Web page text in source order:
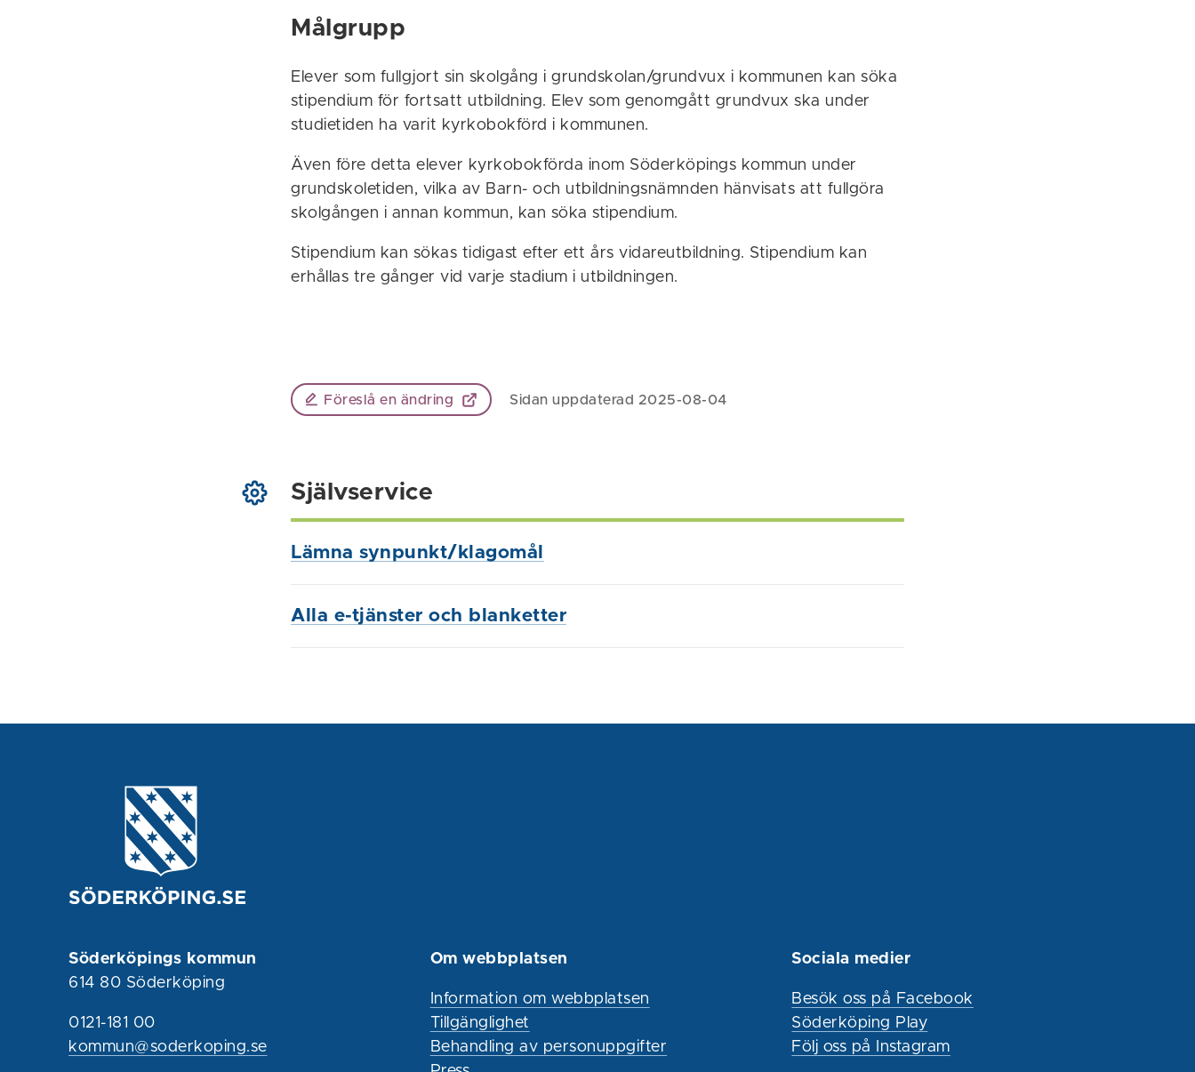
Målgrupp
Elever som fullgjort sin skolgång i grundskolan/grundvux i kommunen kan söka
stipendium för fortsatt utbildning. Elev som genomgått grundvux ska under
studietiden ha varit kyrkobokförd i kommunen.
Även före detta elever kyrkobokförda inom Söderköpings kommun under
grundskoletiden, vilka av Barn- och utbildningsnämnden hänvisats att fullgöra
skolgången i annan kommun, kan söka stipendium.
Stipendium kan sökas tidigast efter ett års vidareutbildning. Stipendium kan
erhållas tre gånger vid varje stadium i utbildningen.
Föreslå en ändring Sidan uppdaterad 2025-08-04
Självservice
Lämna synpunkt/klagomål
Alla e-tjänster och blanketter
Söderköpings kommun
614 80 Söderköping
0121-181 00
kommun@soderkoping.se
Om webbplatsen
Information om webbplatsen
Tillgänglighet
Behandling av personuppgifter
Sociala medier
Besök oss på Facebook
Söderköping Play
Följ oss på Instagram